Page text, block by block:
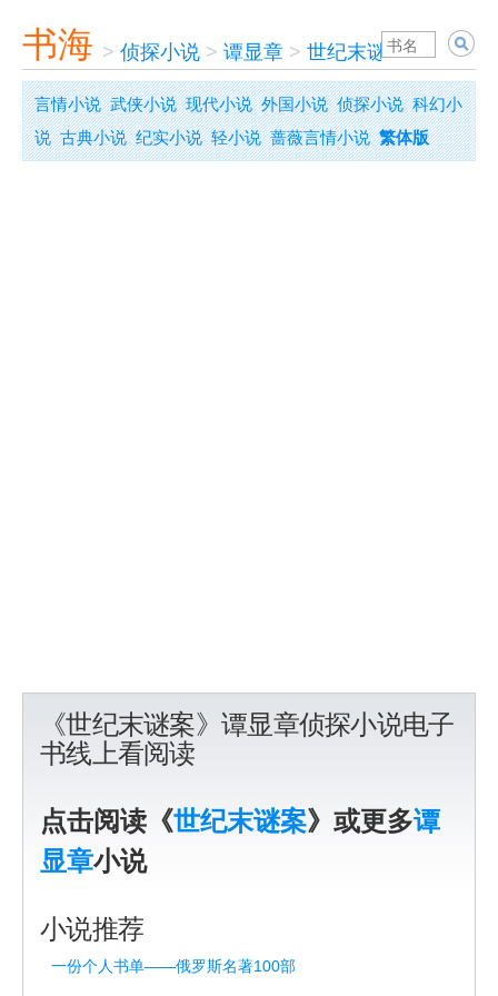
书海 > 侦探小说 > 谭显章 > 世纪末谜案
言情小说 武侠小说 现代小说 外国小说 侦探小说 科幻小
说 古典小说 纪实小说 轻小说 蔷薇言情小说 繁体版
《世纪末谜案》谭显章侦探小说电子
书线上看阅读
点击阅读《世纪末谜案》或更多谭
显章小说
小说推荐
一份个人书单——俄罗斯名著100部